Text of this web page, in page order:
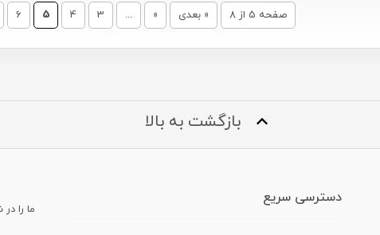
-
- صفحه 5 از 8 « بعدی «
...
3
4
5
6
بازگشت به بالا
دسترسی سریع
ما را